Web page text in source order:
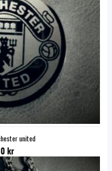
united
kr